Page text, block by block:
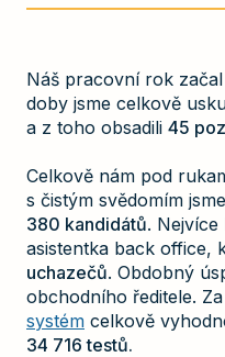
Náš pracovní rok
doby jsme celkově
a z toho obsadili 45
Celkově nám pod
s čistým svědomím
380 kandidátů. Nejvíce
asistentka back office,
uchazečů. Obdobný
obchodního ředitele.
systém celkově
34 716 testů.